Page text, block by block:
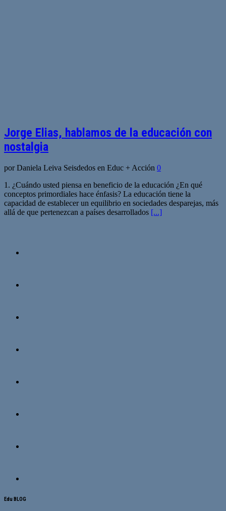
Jorge Elias, hablamos de la educación con
nostalgia
por Daniela Leiva Seisdedos en Educ + Acción 0
1. ¿Cuándo usted piensa en beneficio de la educación ¿En qué
conceptos primordiales hace énfasis? La educación tiene la
capacidad de establecer un equilibrio en sociedades desparejas, más
allá de que pertenezcan a países desarrollados [...]
Edu BLOG